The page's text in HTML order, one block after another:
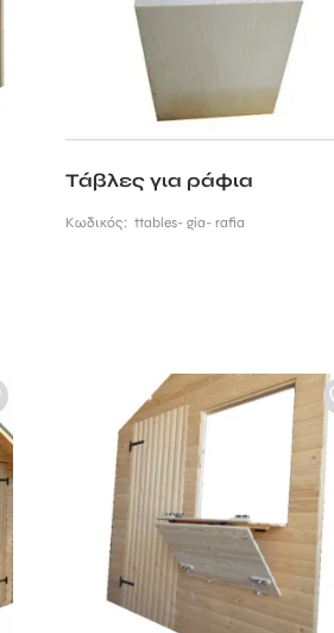
Τάβλες για ράφια
Κωδικός: ttables- gia- rafia